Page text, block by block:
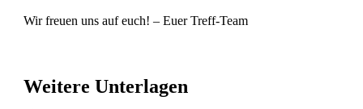
Wir freuen uns auf euch! – Euer Treff-Team
Weitere Unterlagen